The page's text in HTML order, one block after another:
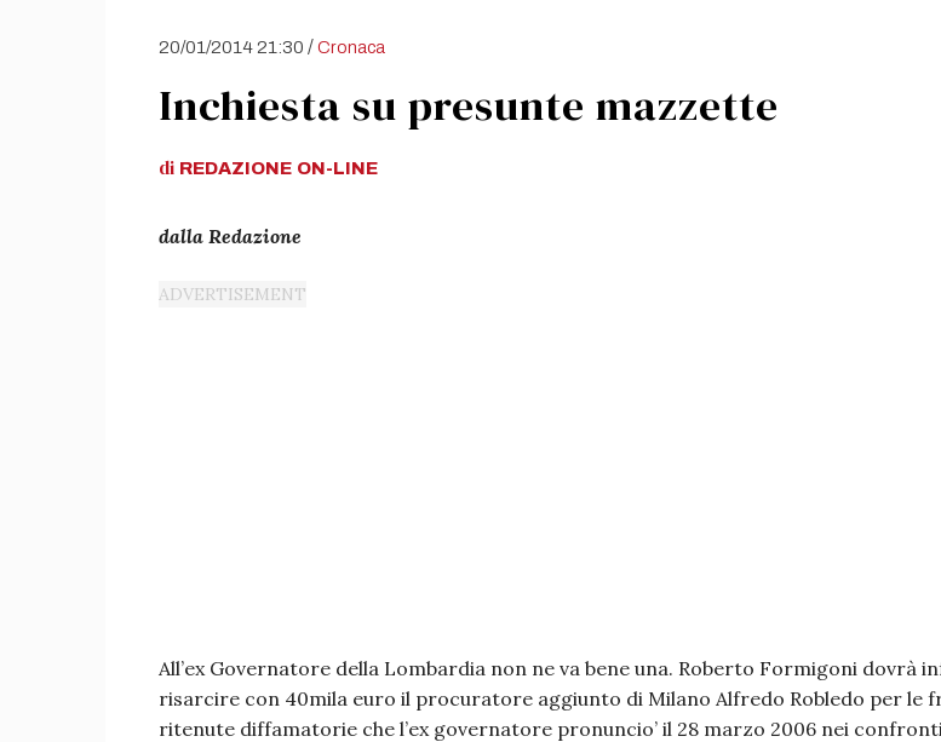
20/01/2014 21:30 /Cronaca
Inchiesta su presunte mazzette
di REDAZIONE ON-LINE
dalla Redazione
All’ex Governatore della Lombardia non ne va bene una. Roberto Formigoni dovrà
risarcire con 40mila euro il procuratore aggiunto di Milano Alfredo Robledo per le
ritenute diffamatorie che l’ex governatore pronuncio’ il 28 marzo 2006 nei